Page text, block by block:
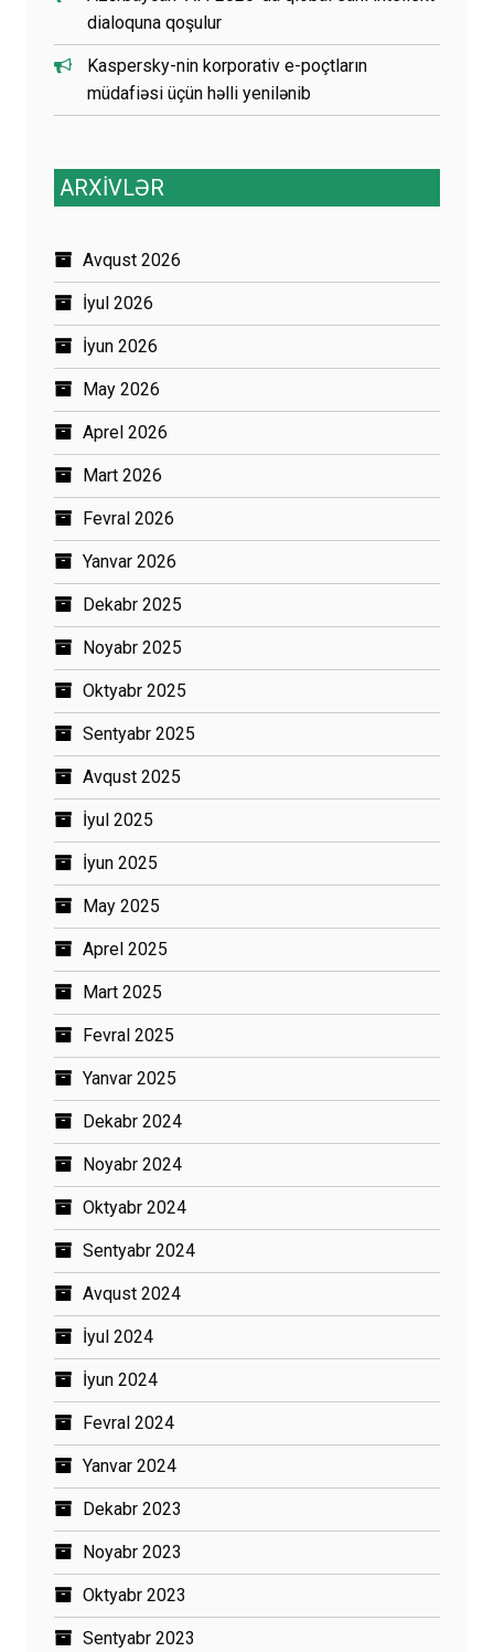
dialoquna qoşulur
Kaspersky-nin korporativ e-poçtların
müdafiəsi üçün həlli yenilənib
ARXİVLƏR
Avqust 2026
İyul 2026
İyun 2026
May 2026
Aprel 2026
Mart 2026
Fevral 2026
Yanvar 2026
Dekabr 2025
Noyabr 2025
Oktyabr 2025
Sentyabr 2025
Avqust 2025
İyul 2025
İyun 2025
May 2025
Aprel 2025
Mart 2025
Fevral 2025
Yanvar 2025
Dekabr 2024
Noyabr 2024
Oktyabr 2024
Sentyabr 2024
Avqust 2024
İyul 2024
İyun 2024
Fevral 2024
Yanvar 2024
Dekabr 2023
Noyabr 2023
Oktyabr 2023
Sentyabr 2023